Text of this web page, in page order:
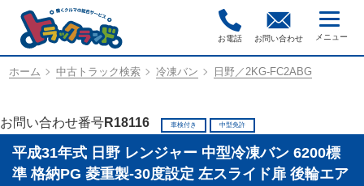
お電話 お問い合わせ
ホーム 中古トラック検索 冷凍バン 日野／2KG-FC2ABG
お問い合わせ番号R18116 車検付き 中型免許
平成31年式 日野 レンジャー 中型冷凍バン 6200標
準 格納PG 菱重製-30度設定 左スライド扉 後輪エア